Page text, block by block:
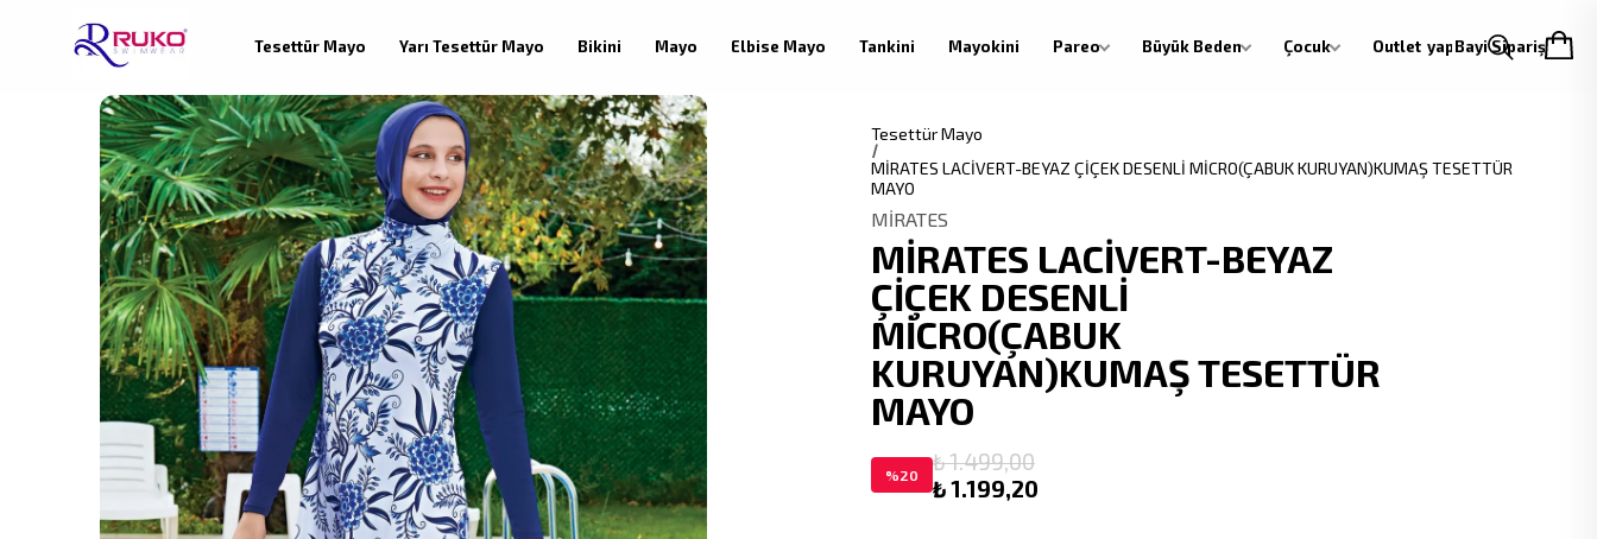
Tesettür Mayo Yarı Tesettür Mayo Bikini Mayo Elbise Mayo Tankini Mayokini Pareo Büyük Beden Çocuk Outlet Bayi Siparişi
Giriş yap
Tesettür Mayo
MİRATES LACİVERT-BEYAZ ÇİÇEK DESENLİ MİCRO(ÇABUK KURUYAN)KUMAŞ TESETTÜR
MAYO
MİRATES
MİRATES LACİVERT-BEYAZ
ÇİÇEK DESENLİ
MİCRO(ÇABUK
KURUYAN)KUMAŞ TESETTÜR
MAYO
%20
₺ 1.499,00
₺ 1.199,20